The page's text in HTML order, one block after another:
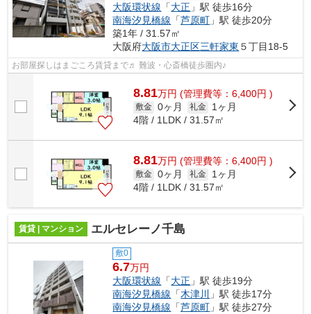
大阪環状線 「大正 」駅 徒歩16分
南海汐見橋線 「芦原町 」駅 徒歩20分
築1年 / 31.57㎡
大阪府大阪市大正区三軒家東 ５丁目18-5
お部屋探しはまごころ賃貸まで♬ 難波・心斎橋徒歩圏内♪
8.81万円 (管理費等：6,400円 )
敷金 0ヶ月 礼金
1ヶ月
4階 / 1LDK / 31.57㎡
8.81万円 (管理費等：6,400円 )
敷金 0ヶ月 礼金
1ヶ月
4階 / 1LDK / 31.57㎡
賃貸 | マンション エルセレーノ千島
敷0
6.7万円
大阪環状線 「大正 」駅 徒歩19分
南海汐見橋線 「木津川
」駅 徒歩17分
南海汐見橋線 「芦原町 」駅 徒歩27分